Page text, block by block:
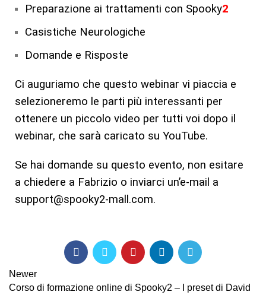
Preparazione ai trattamenti con Spooky2
Casistiche Neurologiche
Domande e Risposte
Ci auguriamo che questo webinar vi piaccia e
selezioneremo le parti più interessanti per
ottenere un piccolo video per tutti voi dopo il
webinar, che sarà caricato su YouTube.
Se hai domande su questo evento, non esitare
a chiedere a Fabrizio o inviarci un’e-mail a
support@spooky2-mall.com.
Newer
Corso di formazione online di Spooky2 – I preset di David